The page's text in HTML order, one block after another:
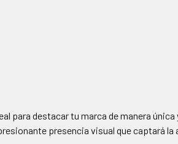
para destacar tu marca de manera
presencia visual que captará la